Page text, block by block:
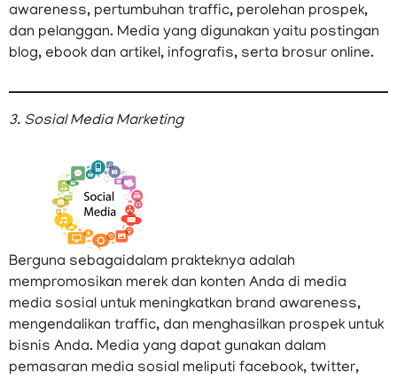
awareness, pertumbuhan traffic, perolehan prospek,
dan pelanggan. Media yang digunakan yaitu postingan
blog, ebook dan artikel, infografis, serta brosur online.
3. Sosial Media Marketing
Berguna sebagaidalam prakteknya adalah
mempromosikan merek dan konten Anda di media
media sosial untuk meningkatkan brand awareness,
mengendalikan traffic, dan menghasilkan prospek untuk
bisnis Anda. Media yang dapat gunakan dalam
pemasaran media sosial meliputi facebook, twitter,